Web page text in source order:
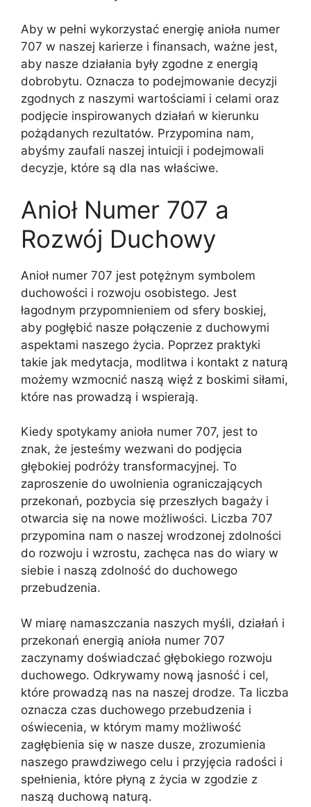
Aby w pełni wykorzystać energię anioła numer
707 w naszej karierze i finansach, ważne jest,
aby nasze działania były zgodne z energią
dobrobytu. Oznacza to podejmowanie decyzji
zgodnych z naszymi wartościami i celami oraz
podjęcie inspirowanych działań w kierunku
pożądanych rezultatów. Przypomina nam,
abyśmy zaufali naszej intuicji i podejmowali
decyzje, które są dla nas właściwe.
Anioł Numer 707 a
Rozwój Duchowy
Anioł numer 707 jest potężnym symbolem
duchowości i rozwoju osobistego. Jest
łagodnym przypomnieniem od sfery boskiej,
aby pogłębić nasze połączenie z duchowymi
aspektami naszego życia. Poprzez praktyki
takie jak medytacja, modlitwa i kontakt z naturą
możemy wzmocnić naszą więź z boskimi siłami,
które nas prowadzą i wspierają.
Kiedy spotykamy anioła numer 707, jest to
znak, że jesteśmy wezwani do podjęcia
głębokiej podróży transformacyjnej. To
zaproszenie do uwolnienia ograniczających
przekonań, pozbycia się przeszłych bagaży i
otwarcia się na nowe możliwości. Liczba 707
przypomina nam o naszej wrodzonej zdolności
do rozwoju i wzrostu, zachęca nas do wiary w
siebie i naszą zdolność do duchowego
przebudzenia.
W miarę namaszczania naszych myśli, działań i
przekonań energią anioła numer 707
zaczynamy doświadczać głębokiego rozwoju
duchowego. Odkrywamy nową jasność i cel,
które prowadzą nas na naszej drodze. Ta liczba
oznacza czas duchowego przebudzenia i
oświecenia, w którym mamy możliwość
zagłębienia się w nasze dusze, zrozumienia
naszego prawdziwego celu i przyjęcia radości i
spełnienia, które płyną z życia w zgodzie z
naszą duchową naturą.